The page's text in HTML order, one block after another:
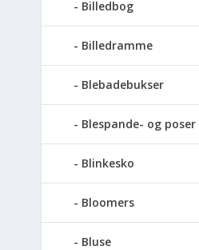
Billedbog
Billedramme
Blebadebukser
Blespande- og poser
Blinkesko
Bloomers
Bluse